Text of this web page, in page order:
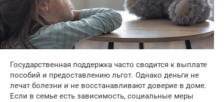
Государственная поддержка часто сводится к выплате
пособий и предоставлению льгот. Однако деньги не
лечат болезни и не восстанавливают доверие в доме.
Если в семье есть зависимость, социальные меры